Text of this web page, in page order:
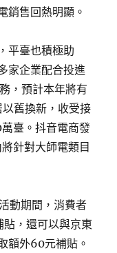
銷售回熱明顯。
平臺也積極助
家企業配合投進
，預計本年將有
舊換新，收受接
臺。抖音電商發
針對大師電類目
動期間，消費者
，還可以與京東
額外60元補貼。